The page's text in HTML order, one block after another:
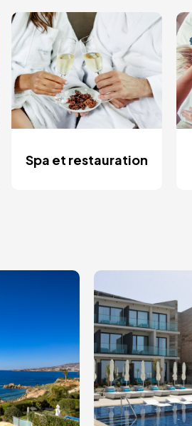
Spa et restauration
Image